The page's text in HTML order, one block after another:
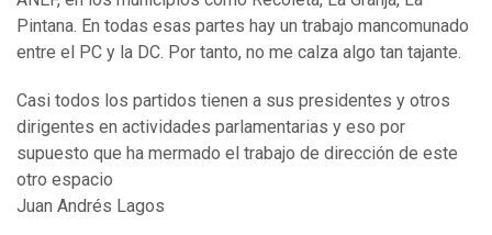
Pintana. En todas esas partes hay un trabajo mancomunado
entre el PC y la DC. Por tanto, no me calza algo tan tajante.
Casi todos los partidos tienen a sus presidentes y otros
dirigentes en actividades parlamentarias y eso por
supuesto que ha mermado el trabajo de dirección de este
otro espacio
Juan Andrés Lagos